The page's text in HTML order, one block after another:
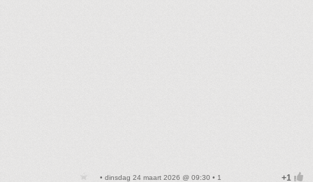
• dinsdag 24 maart 2026 @ 09:30 • 1